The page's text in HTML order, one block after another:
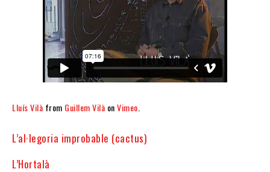
Lluís Vilà from Guillem Vilà onVimeo
L’al·legoria improbable (cactus)
L’Hortalà